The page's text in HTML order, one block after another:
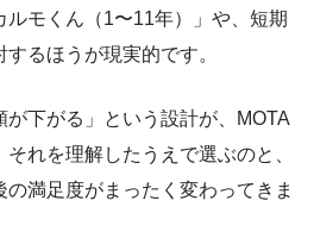
モくん（1〜11年）」や、短期
るほうが現実的です。
が下がる」という設計が、MOTA
れを理解したうえで選ぶのと、
満足度がまったく変わってきま